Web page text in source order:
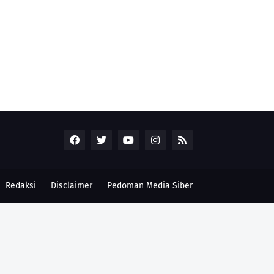
Redaksi Disclaimer Pedoman Media Siber